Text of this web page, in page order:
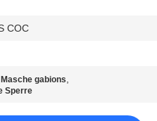
COC
gabions,
Sperre